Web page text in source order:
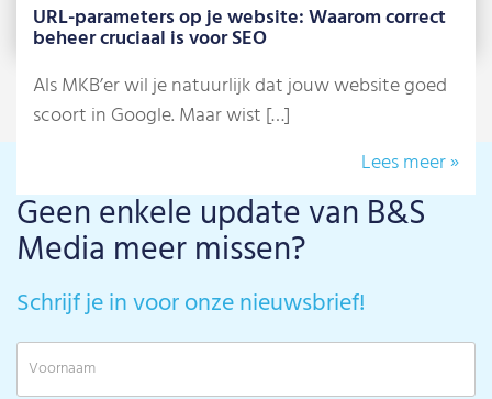
URL-parameters op je website: Waarom correct
beheer cruciaal is voor SEO
Als MKB’er wil je natuurlijk dat jouw website goed
scoort in Google. Maar wist […]
Lees meer »
Geen enkele update van B&S
Media meer missen?
Schrijf je in voor onze nieuwsbrief!